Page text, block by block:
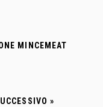
MINCEMEAT
»